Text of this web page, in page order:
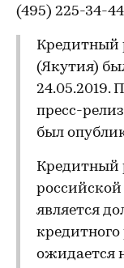
(495) 225-34-
Кредитный
(Якутия)
24.05.2019.
пресс-
был
Кредитный
является
кредитного
ожидается